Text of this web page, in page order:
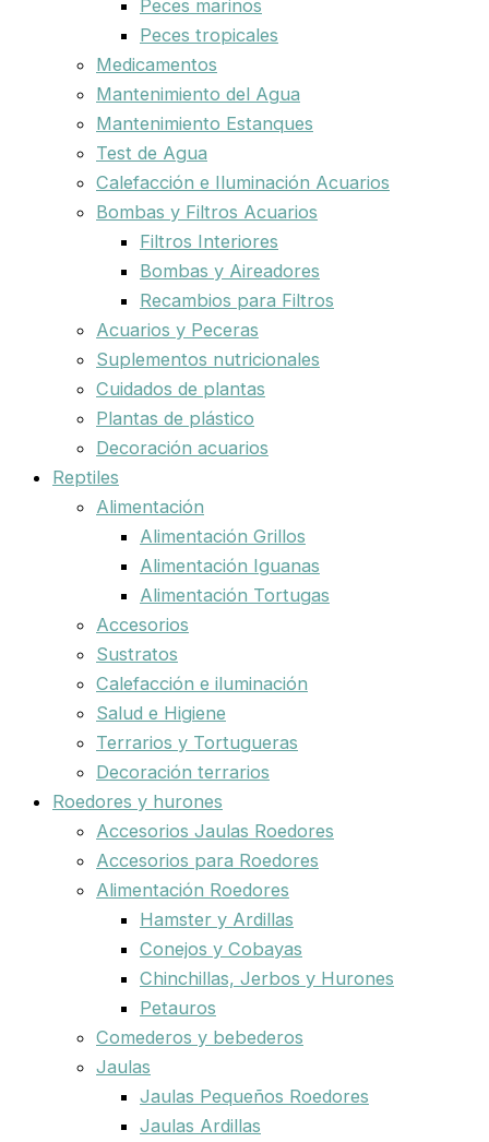
Peces marinos
Peces tropicales
Medicamentos
Mantenimiento del Agua
Mantenimiento Estanques
Test de Agua
Calefacción e Iluminación Acuarios
Bombas y Filtros Acuarios
Filtros Interiores
Bombas y Aireadores
Recambios para Filtros
Acuarios y Peceras
Suplementos nutricionales
Cuidados de plantas
Plantas de plástico
Decoración acuarios
Reptiles
Alimentación
Alimentación Grillos
Alimentación Iguanas
Alimentación Tortugas
Accesorios
Sustratos
Calefacción e iluminación
Salud e Higiene
Terrarios y Tortugueras
Decoración terrarios
Roedores y hurones
Accesorios Jaulas Roedores
Accesorios para Roedores
Alimentación Roedores
Hamster y Ardillas
Conejos y Cobayas
Chinchillas, Jerbos y Hurones
Petauros
Comederos y bebederos
Jaulas
Jaulas Pequeños Roedores
Jaulas Ardillas